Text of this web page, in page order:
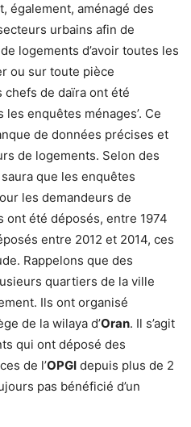
également, aménagé des
urbains afin de
logements d’avoir toutes les
ou sur toute pièce
chefs de daïra ont été
enquêtes ménages’. Ce
de données précises et
de logements. Selon des
que les enquêtes
les demandeurs de
été déposés, entre 1974
entre 2012 et 2014, ces
Rappelons que des
quartiers de la ville
Ils ont organisé
de la wilaya d’Oran. Il s’agit
qui ont déposé des
de l’OPGI depuis plus de 2
pas bénéficié d’un